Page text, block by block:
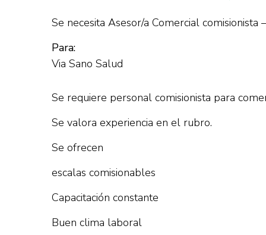
Se necesita Asesor/a Comercial comisionista
Para:
Via Sano Salud
Se requiere personal comisionista para
Se valora experiencia en el rubro.
Se ofrecen
escalas comisionables
Capacitación constante
Buen clima laboral